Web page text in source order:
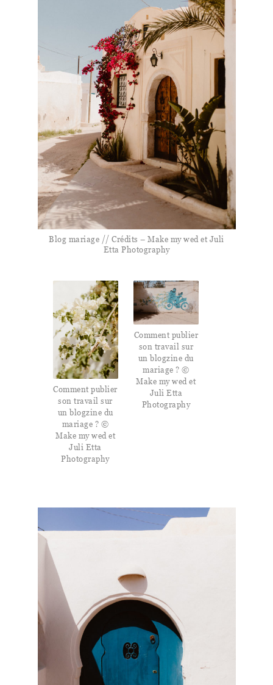
Blog mariage // Crédits – Make my wed et Juli
Etta Photography
Comment publier
son travail sur
un blogzine du
mariage ? ©
Make my wed et
Juli Etta
Photography
Comment publier
son travail sur
un blogzine du
mariage ? ©
Make my wed et
Juli Etta
Photography